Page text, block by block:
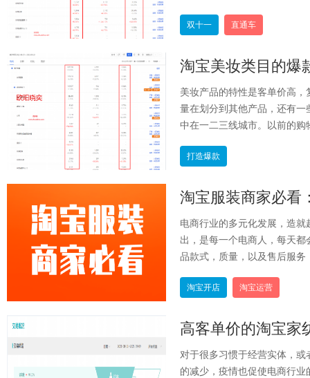
双十一 直通车
淘宝美妆类目的爆
美妆产品的特性是客单价高
量在划分到其他产品，还有
中在一二三线城市。以前的
打造爆款
电商行业的多元化发展，造
出，是每一个电商人，每天
品款式，质量，以及售后服
淘宝开店 淘宝运营
高客单价的淘宝家
对于很多习惯于经营实体，
的减少，疫情也促使电商行